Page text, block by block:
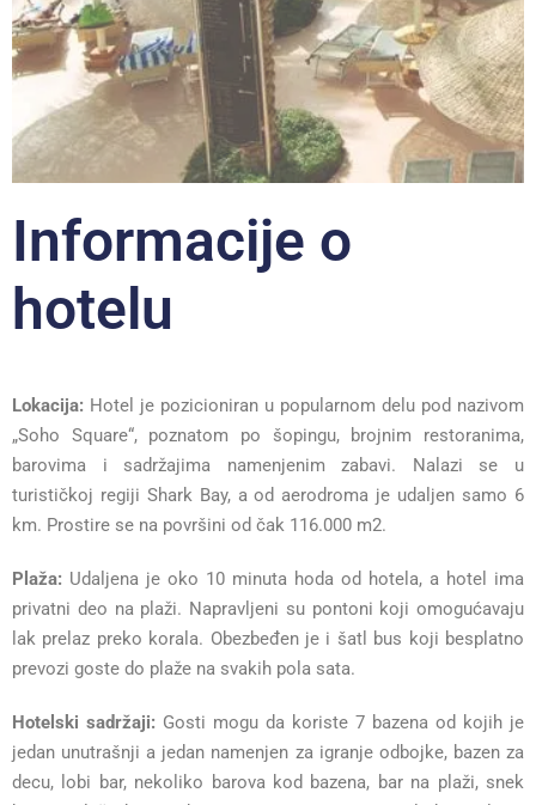
Informacije o
hotelu
Lokacija: Hotel je pozicioniran u popularnom delu pod nazivom
„Soho Square“, poznatom po šopingu, brojnim restoranima,
barovima i sadržajima namenjenim zabavi. Nalazi se u
turističkoj regiji Shark Bay, a od aerodroma je udaljen samo 6
km. Prostire se na površini od čak 116.000 m2.
Plaža: Udaljena je oko 10 minuta hoda od hotela, a hotel ima
privatni deo na plaži. Napravljeni su pontoni koji omogućavaju
lak prelaz preko korala. Obezbeđen je i šatl bus koji besplatno
prevozi goste do plaže na svakih pola sata.
Hotelski sadržaji: Gosti mogu da koriste 7 bazena od kojih je
jedan unutrašnji a jedan namenjen za igranje odbojke, bazen za
decu, lobi bar, nekoliko barova kod bazena, bar na plaži, snek